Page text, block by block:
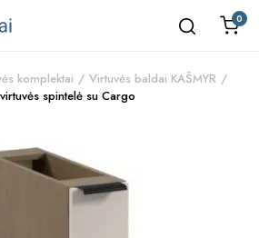
0
komplektai
Virtuvės baldai KAŠMYR
spintelė su Cargo